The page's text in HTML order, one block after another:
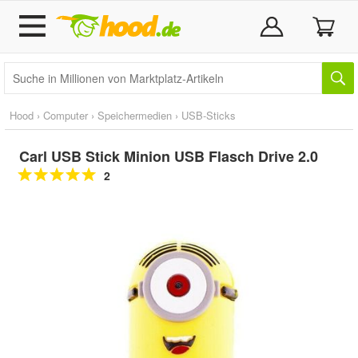
Hood › Computer › Speichermedien › USB-Sticks
Carl USB Stick Minion USB Flasch Drive 2.0
2